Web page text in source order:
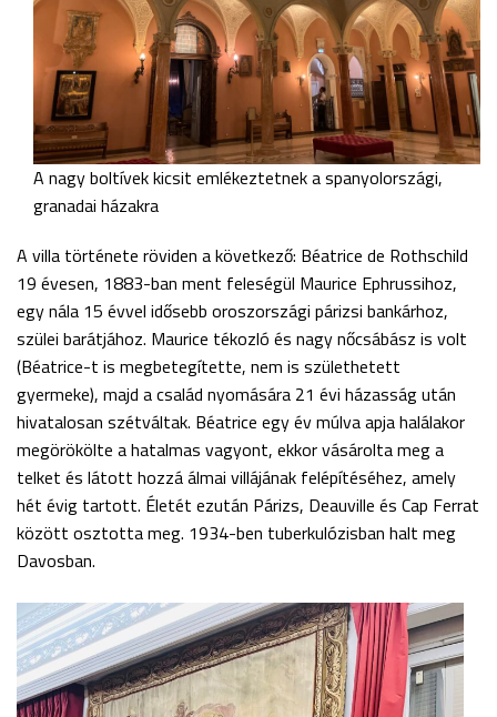
A nagy boltívek kicsit emlékeztetnek a spanyolországi,
granadai házakra
A villa története röviden a következő: Béatrice de Rothschild
19 évesen, 1883-ban ment feleségül Maurice Ephrussihoz,
egy nála 15 évvel idősebb oroszországi párizsi bankárhoz,
szülei barátjához. Maurice tékozló és nagy nőcsábász is volt
(Béatrice-t is megbetegítette, nem is születhetett
gyermeke), majd a család nyomására 21 évi házasság után
hivatalosan szétváltak. Béatrice egy év múlva apja halálakor
megörökölte a hatalmas vagyont, ekkor vásárolta meg a
telket és látott hozzá álmai villájának felépítéséhez, amely
hét évig tartott. Életét ezután Párizs, Deauville és Cap Ferrat
között osztotta meg. 1934-ben tuberkulózisban halt meg
Davosban.